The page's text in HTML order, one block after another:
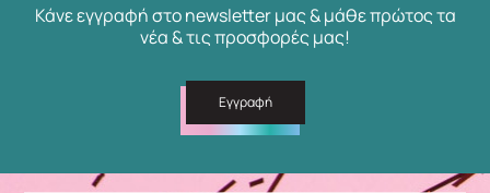
Κάνε εγγραφή στο newsletter μας & μάθε πρώτος τα
νέα & τις προσφορές μας!
Εγγραφή